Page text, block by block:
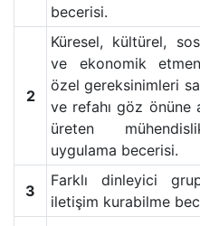
becerisi.
2
Küresel, kültürel,
ve ekonomik
özel gereksinimleri
ve refahı göz önüne
üreten
uygulama becerisi.
3
Farklı dinleyici
iletişim kurabilme